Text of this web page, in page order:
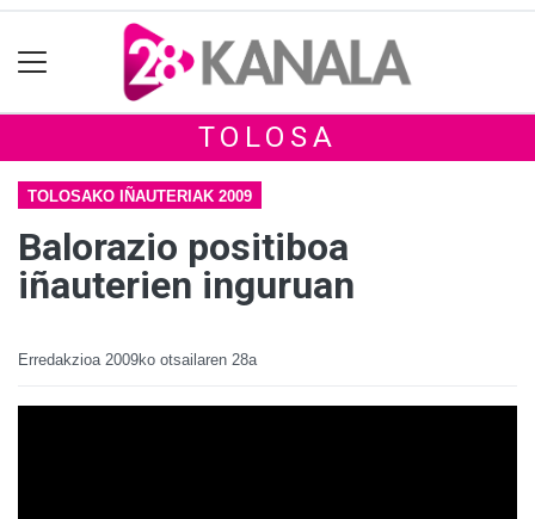
TOLOSA
TOLOSAKO IÑAUTERIAK 2009
Balorazio positiboa
iñauterien inguruan
Erredakzioa 2009ko otsailaren 28a